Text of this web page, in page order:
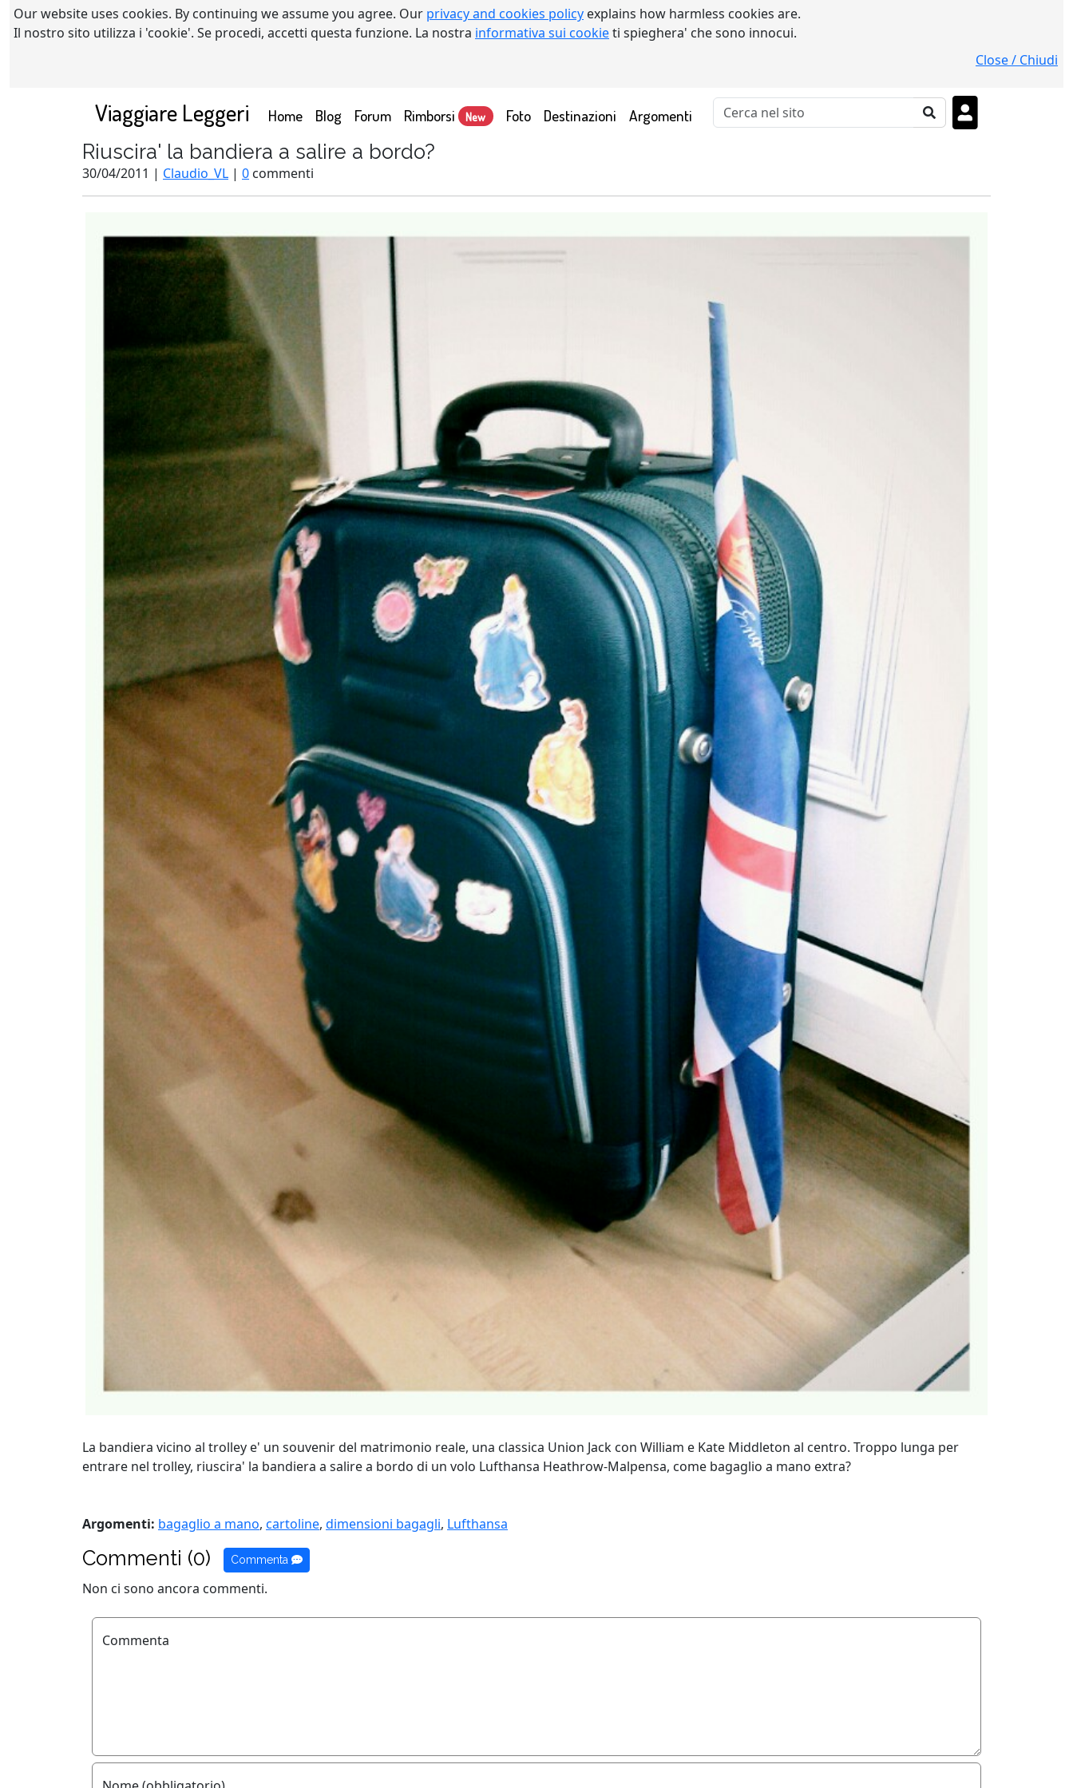
Our website uses cookies. By continuing we assume you agree. Our privacy and cookies policy explains how harmless cookies are.
Il nostro sito utilizza i 'cookie'. Se procedi, accetti questa funzione. La nostra informativa sui cookieti spieghera' che sono innocui.
Close / Chiudi
Viaggiare Leggeri Home(current)
Blog Forum Rimborsi New Foto Destinazioni Argomenti
Riuscira' la bandiera a salire a bordo?
30/04/2011 | Claudio_VL | 0 commenti
La bandiera vicino al trolley e' un souvenir del matrimonio reale, una classica Union Jack con William e Kate Middleton al centro. Troppo lunga per
entrare nel trolley, riuscira' la bandiera a salire a bordo di un volo Lufthansa Heathrow-Malpensa, come bagaglio a mano extra?
Argomenti: bagaglio a mano, cartoline, dimensioni bagagli, Lufthansa
Commenti (0) Commenta
Non ci sono ancora commenti.
Commenta